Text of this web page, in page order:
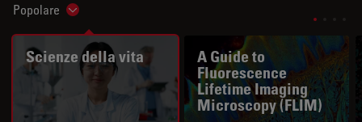
Popolare Show subnavigation
Scienze della vita
A Guide to
Fluorescence
Lifetime Imaging
Microscopy (FLIM)